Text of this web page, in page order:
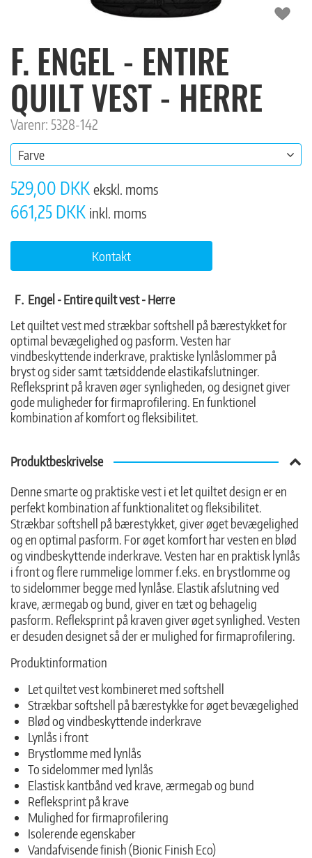
F. ENGEL - ENTIRE
QUILT VEST - HERRE
Varenr: 5328-142
Farve
529,00 DKK ekskl. moms
661,25 DKK inkl. moms
Kontakt
Engel - Entire quilt vest - Herre
Let quiltet vest med strækbar softshell på bærestykket for
optimal bevægelighed og pasform. Vesten har
vindbeskyttende inderkrave, praktiske lynlåslommer på
bryst og sider samt tætsiddende elastikafslutninger.
Refleksprint på kraven øger synligheden, og designet giver
gode muligheder for firmaprofilering. En funktionel
kombination af komfort og fleksibilitet.
Produktbeskrivelse
Denne smarte og praktiske vest i et let quiltet design er en
perfekt kombination af funktionalitet og fleksibilitet.
Strækbar softshell på bærestykket, giver øget bevægelighed
og en optimal pasform. For øget komfort har vesten en blød
og vindbeskyttende inderkrave. Vesten har en praktisk lynlås
i front og flere rummelige lommer f.eks. en brystlomme og
to sidelommer begge med lynlåse. Elastik afslutning ved
krave, ærmegab og bund, giver en tæt og behagelig
pasform. Refleksprint på kraven giver øget synlighed. Vesten
er desuden designet så der er mulighed for firmaprofilering.
Produktinformation
Let quiltet vest kombineret med softshell
Strækbar softshell på bærestykke for øget bevægelighed
Blød og vindbeskyttende inderkrave
Lynlås i front
Brystlomme med lynlås
To sidelommer med lynlås
Elastisk kantbånd ved krave, ærmegab og bund
Refleksprint på krave
Mulighed for firmaprofilering
Isolerende egenskaber
Vandafvisende finish (Bionic Finish Eco)